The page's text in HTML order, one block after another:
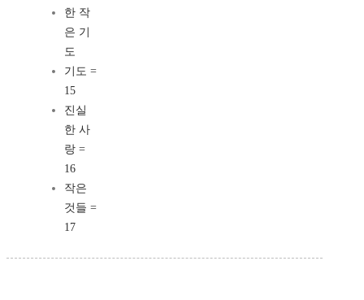
한 작
은 기
도
기도 =
15
진실
한 사
랑 =
16
작은
것들 =
17